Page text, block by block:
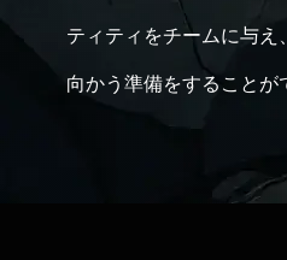
ティティをチームに与
向かう準備をすることが